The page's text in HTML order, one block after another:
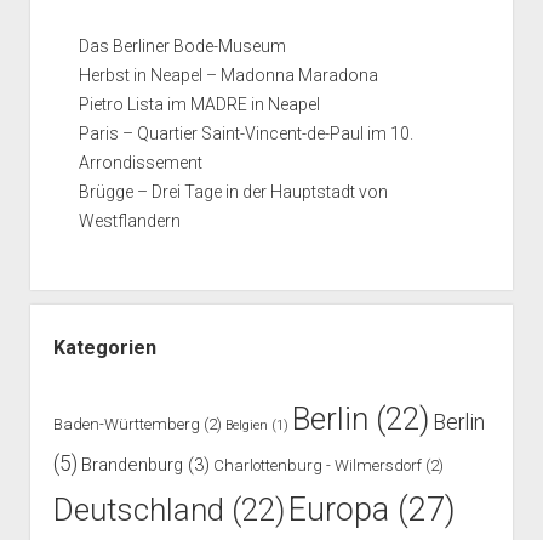
Das Berliner Bode-Museum
Herbst in Neapel – Madonna Maradona
Pietro Lista im MADRE in Neapel
Paris – Quartier Saint-Vincent-de-Paul im 10.
Arrondissement
Brügge – Drei Tage in der Hauptstadt von
Westflandern
Kategorien
Baden-Württemberg (2) Belgien (1) Berlin (22) Berlin
(5) Brandenburg (3) Charlottenburg - Wilmersdorf(2)
Deutschland (22) Europa (27)